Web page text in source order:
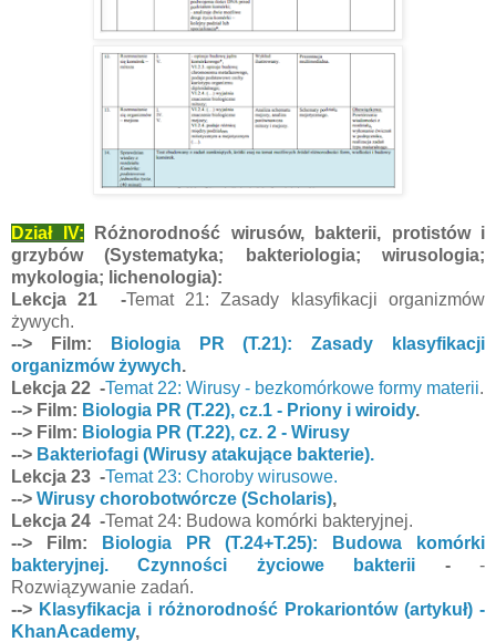
Dział IV: Różnorodność wirusów, bakterii, protistów i
grzybów (Systematyka; bakteriologia; wirusologia;
mykologia; lichenologia):
Lekcja 21 -Temat 21: Zasady klasyfikacji organizmów
żywych.
--> Film:
Biologia PR (T.21): Zasady klasyfikacji
organizmów żywych.
Lekcja 22 -Temat 22: Wirusy - bezkomórkowe formy materii.
--> Film: Biologia PR (T.22), cz.1 - Priony i wiroidy.
--> Film: Biologia PR (T.22), cz. 2 - Wirusy
--> Bakteriofagi (Wirusy atakujące bakterie).
Lekcja 23 -Temat 23: Choroby wirusowe.
--> Wirusy chorobotwórcze (Scholaris),
Lekcja 24 -Temat 24: Budowa komórki bakteryjnej.
--> Film:
Biologia PR (T.24+T.25): Budowa komórki
bakteryjnej. Czynności życiowe bakterii --
Rozwiązywanie zadań.
--> Klasyfikacja i różnorodność Prokariontów (artykuł) -
KhanAcademy,